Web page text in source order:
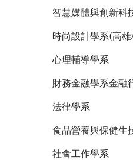
智慧媒體與創新科
時尚設計學系(高雄
心理輔導學系
財務金融學系金融
法律學系
食品營養與保健生
社會工作學系